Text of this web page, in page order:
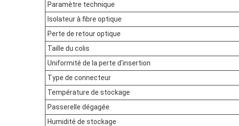
Paramètre technique
Isolateur à fibre optique
Perte de retour optique
Taille du colis
Uniformité de la perte d'insertion
Type de connecteur
Température de stockage
Passerelle dégagée
Humidité de stockage